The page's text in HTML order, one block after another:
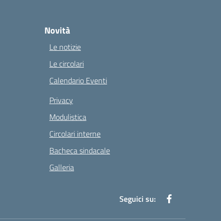
Novità
Le notizie
Le circolari
Calendario Eventi
Privacy
Modulistica
Circolari interne
Bacheca sindacale
Galleria
Seguici su: